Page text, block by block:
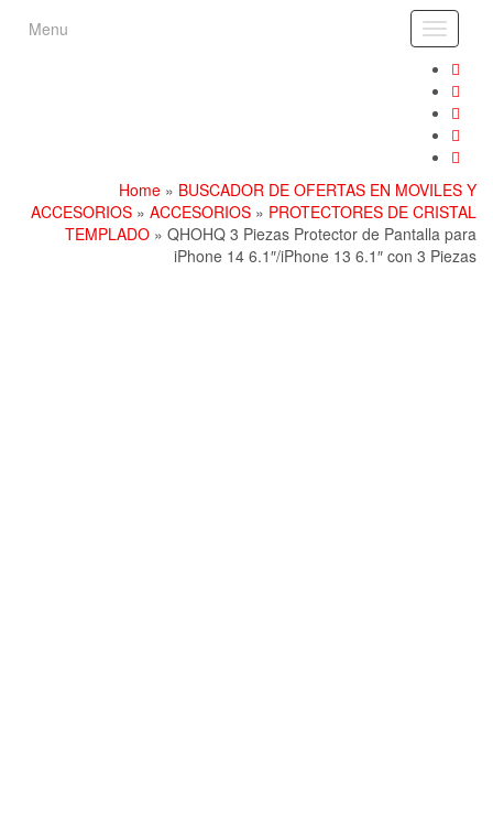
Toggle
Menu
Home » BUSCADOR DE OFERTAS EN MOVILES Y
ACCESORIOS » ACCESORIOS » PROTECTORES DE CRISTAL
TEMPLADO » QHOHQ 3 Piezas Protector de Pantalla para
iPhone 14 6.1″/iPhone 13 6.1″ con 3 Piezas